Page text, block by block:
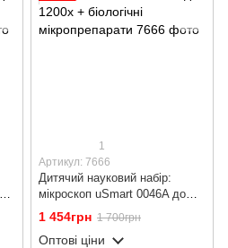
1
Артикул: 7666
Дитячий науковий набір:
мікроскоп uSmart 0046A до
1200х + біологічні
мікропрепарати
1 454грн 1 700грн
Оптові ціни